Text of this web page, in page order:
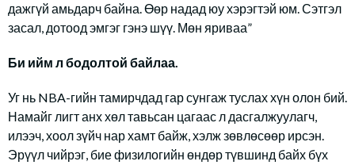
дажгүй амьдарч байна. Өөр надад юу хэрэгтэй юм. Сэтгэл
засал, дотоод эмгэг гэнэ шүү. Мөн яриваа”
Би ийм л бодолтой байлаа.
Уг нь NBA-гийн тамирчдад гар сунгаж туслах хүн олон бий.
Намайг лигт анх хөл тавьсан цагаас л дасгалжуулагч,
илээч, хоол зүйч нар хамт байж, хэлж зөвлөсөөр ирсэн.
Эрүүл чийрэг, бие физилогийн өндөр түвшинд байх бүх